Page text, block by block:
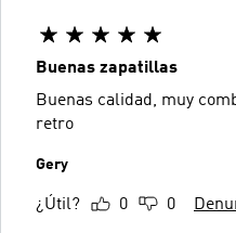
Buenas zapatillas
Buenas calidad, muy
retro
Gery
¿Útil? 0 0